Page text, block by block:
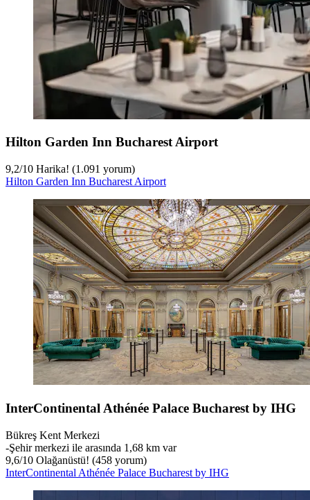
Hilton Garden Inn Bucharest Airport
9,2/10 Harika! (1.091 yorum)
Hilton Garden Inn Bucharest Airport
InterContinental Athénée Palace Bucharest by IHG
Bükreş Kent Merkezi
‐Şehir merkezi ile arasında 1,68 km var
9,6/10 Olağanüstü! (458 yorum)
InterContinental Athénée Palace Bucharest by IHG